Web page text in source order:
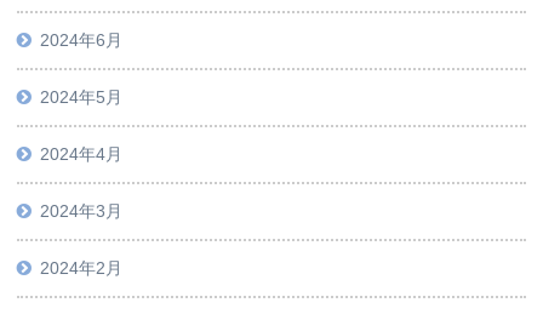
2024年6月
2024年5月
2024年4月
2024年3月
2024年2月